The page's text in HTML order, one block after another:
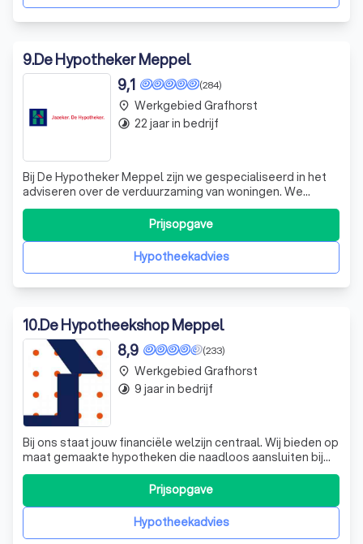
9.De Hypotheker Meppel
(284)
9,1
Bij De Hypotheker Meppel zijn we gespecialiseerd in het
adviseren over de verduurzaming van woningen. We
begrijpen dat dit niet alleen een positieve impact heeft
op het milieu, maar ook op uw financiële situatie. Door uw
woning te verduurzamen, verbetert u het energielabel en
verhoogt u de waarde vaHypotheekadvies
Prijsopgave
place Werkgebied Grafhorst
timelapse 22 jaar in bedrijf
10.De Hypotheekshop Meppel
(233)
8,9
Bij ons staat jouw financiële welzijn centraal. Wij bieden op
maat gemaakte hypotheken die naadloos aansluiten bij
jouw wensen en situatie. Daarnaast adviseren we je over
de verzekeringen die je nodig hebt bij een koopwoning.
Ook na het afsluiten van je hypotheek blijven we
betrokken, met aandacht vHypotheekadvies
Prijsopgave
place Werkgebied Grafhorst
timelapse 9 jaar in bedrijf